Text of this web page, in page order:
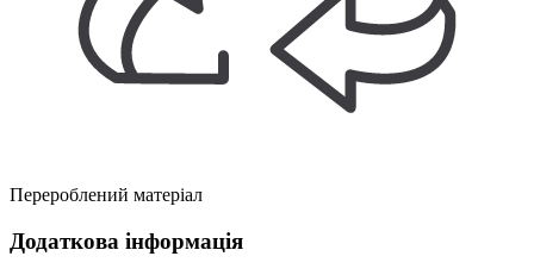
Перероблений матеріал
Додаткова інформація